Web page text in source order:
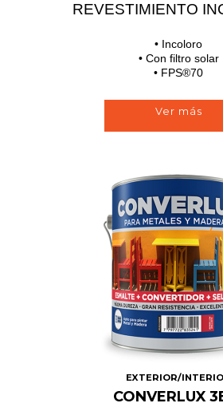
REVESTIMIENTO
Incoloro
Con filtro solar
FPS®70
Ver más
EXTERIOR/
CONVERLUX